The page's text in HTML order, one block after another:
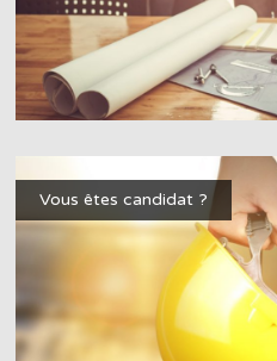
Vous êtes candidat ?